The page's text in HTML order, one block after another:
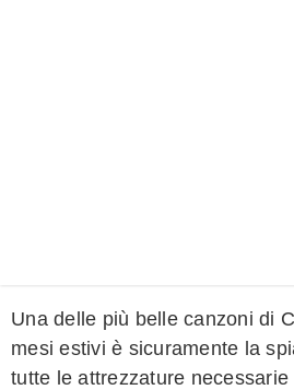
Una delle più belle canzoni di
mesi estivi è sicuramente la
tutte le attrezzature